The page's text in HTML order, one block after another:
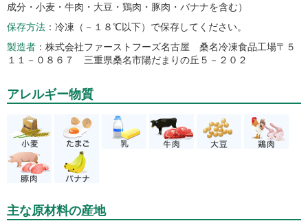
成分・小麦・牛肉・大豆・鶏肉・豚肉・バナナを含む）
保存方法
冷凍（－１８℃以下）で保存してください。
製造者
株式会社ファーストフーズ名古屋 桑名冷凍食品工場〒５
１１－０８６７ 三重県桑名市陽だまりの丘５－２０２
アレルギー物質
主な原材料の産地